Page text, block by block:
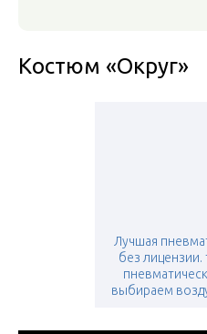
Костюм «Округ»
Лучшая
без
выбираем